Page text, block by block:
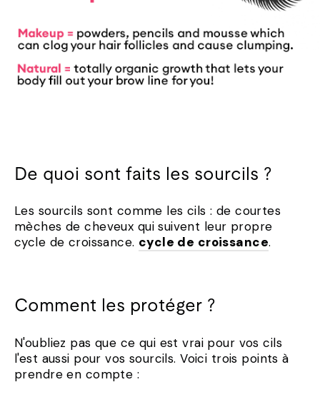
De quoi sont faits les sourcils ?
Les sourcils sont comme les cils : de courtes
mèches de cheveux qui suivent leur propre
cycle de croissance. cycle de croissance.
Comment les protéger ?
N'oubliez pas que ce qui est vrai pour vos cils
l'est aussi pour vos sourcils. Voici trois points à
prendre en compte :